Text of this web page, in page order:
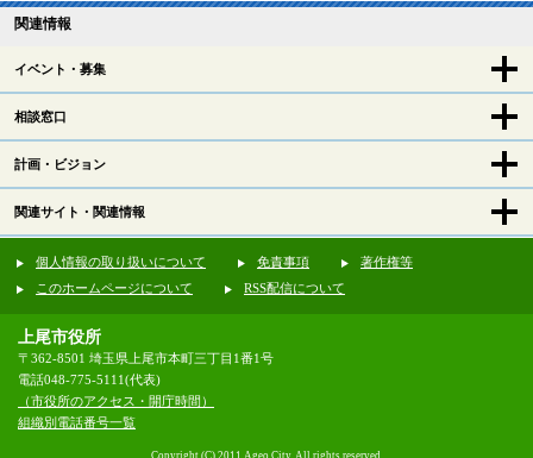
関連情報
イベント・募集
相談窓口
計画・ビジョン
関連サイト・関連情報
個人情報の取り扱いについて 免責事項
著作権等
このホームページについて
RSS配信について
上尾市役所
〒362-8501 埼玉県上尾市本町三丁目1番1号
電話048-775-5111(代表)
（市役所のアクセス・開庁時間）
組織別電話番号一覧
Copyright (C) 2011 Ageo City, All rights reserved.